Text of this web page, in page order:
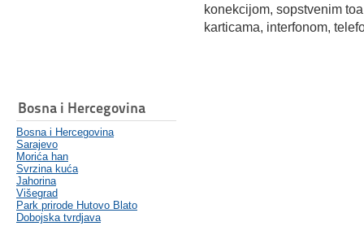
Bosna i Hercegovina
Bosna i Hercegovina
Sarajevo
Morića han
Svrzina kuća
Jahorina
Višegrad
Park prirode Hutovo Blato
Dobojska tvrdjava
konekcijom, sopstvenim
karticama, interfonom,